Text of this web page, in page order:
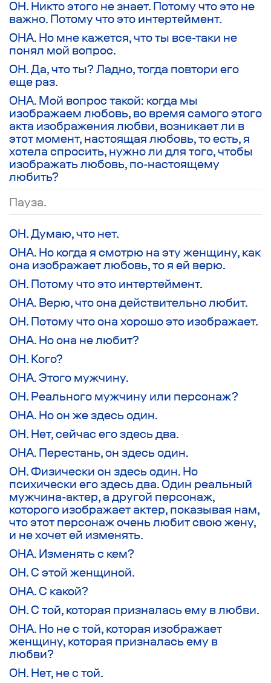
ОН. Никто этого не знает. Потому что это не
важно. Потому что это интертеймент.
ОНА. Но мне кажется, что ты все-таки не
понял мой вопрос.
ОН. Да, что ты? Ладно, тогда повтори его
еще раз.
ОНА. Мой вопрос такой: когда мы
изображаем любовь, во время самого этого
акта изображения любви, возникает ли в
этот момент, настоящая любовь, то есть, я
хотела спросить, нужно ли для того, чтобы
изображать любовь, по-настоящему
любить?
Пауза.
ОН. Думаю, что нет.
ОНА. Но когда я смотрю на эту женщину, как
она изображает любовь, то я ей верю.
ОН. Потому что это интертеймент.
ОНА. Верю, что она действительно любит.
ОН. Потому что она хорошо это изображает.
ОНА. Но она не любит?
ОН. Кого?
ОНА. Этого мужчину.
ОН. Реального мужчину или персонаж?
ОНА. Но он же здесь один.
ОН. Нет, сейчас его здесь два.
ОНА. Перестань, он здесь один.
ОН. Физически он здесь один. Но
психически его здесь два. Один реальный
мужчина-актер, а другой персонаж,
которого изображает актер, показывая нам,
что этот персонаж очень любит свою жену,
и не хочет ей изменять.
ОНА. Изменять с кем?
ОН. С этой женщиной.
ОНА. С какой?
ОН. С той, которая призналась ему в любви.
ОНА. Но не с той, которая изображает
женщину, которая призналась ему в
любви?
ОН. Нет, не с той.